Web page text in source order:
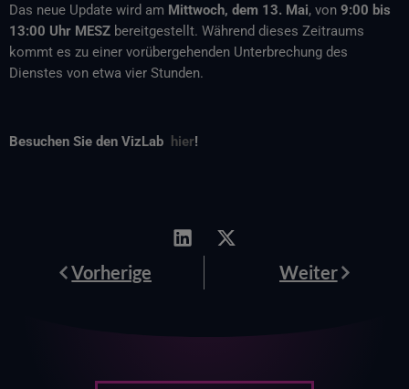
Das neue Update wird am Mittwoch, dem 13. Mai, von 9:00 bis
13:00 Uhr MESZ bereitgestellt. Während dieses Zeitraums
kommt es zu einer vorübergehenden Unterbrechung des
Dienstes von etwa vier Stunden.
Besuchen Sie den VizLab hier!
PrevVorherige WeiterWeiter